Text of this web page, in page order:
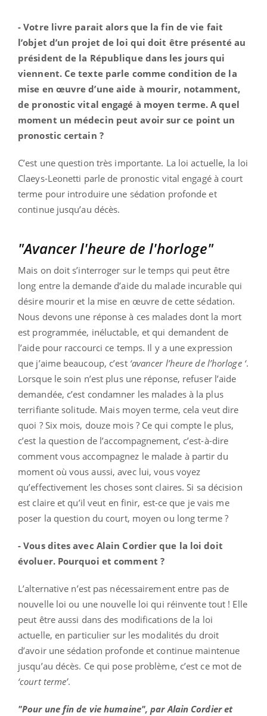
- Votre livre parait alors que la fin de vie fait
l’objet d’un projet de loi qui doit être présenté au
président de la République dans les jours qui
viennent. Ce texte parle comme condition de la
mise en œuvre d’une aide à mourir, notamment,
de pronostic vital engagé à moyen terme. A quel
moment un médecin peut avoir sur ce point un
pronostic certain ?
C’est une question très importante. La loi actuelle, la loi
Claeys-Leonetti parle de pronostic vital engagé à court
terme pour introduire une sédation profonde et
continue jusqu’au décès.
"Avancer l'heure de l'horloge"
Mais on doit s’interroger sur le temps qui peut être
long entre la demande d’aide du malade incurable qui
désire mourir et la mise en œuvre de cette sédation.
Nous devons une réponse à ces malades dont la mort
est programmée, inéluctable, et qui demandent de
l’aide pour raccourci ce temps. Il y a une expression
que j’aime beaucoup, c’est ‘avancer l’heure de l’horloge ‘.
Lorsque le soin n’est plus une réponse, refuser l’aide
demandée, c’est condamner les malades à la plus
terrifiante solitude. Mais moyen terme, cela veut dire
quoi ? Six mois, douze mois ? Ce qui compte le plus,
c’est la question de l’accompagnement, c’est-à-dire
comment vous accompagnez le malade à partir du
moment où vous aussi, avec lui, vous voyez
qu’effectivement les choses sont claires. Si sa décision
est claire et qu’il veut en finir, est-ce que je vais me
poser la question du court, moyen ou long terme ?
- Vous dites avec Alain Cordier que la loi doit
évoluer. Pourquoi et comment ?
L’alternative n’est pas nécessairement entre pas de
nouvelle loi ou une nouvelle loi qui réinvente tout ! Elle
peut être aussi dans des modifications de la loi
actuelle, en particulier sur les modalités du droit
d’avoir une sédation profonde et continue maintenue
jusqu’au décès. Ce qui pose problème, c’est ce mot de
‘court terme’.
"Pour une fin de vie humaine", par Alain Cordier et